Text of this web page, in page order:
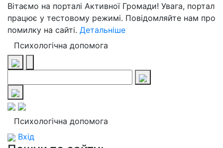
Вітаємо на порталі Активної Громади! Увага, портал
працює у тестовому режимі. Повідомляйте нам про
помилку на сайті. Детальніше
Психологічна допомога
Психологічна допомога
Вхід